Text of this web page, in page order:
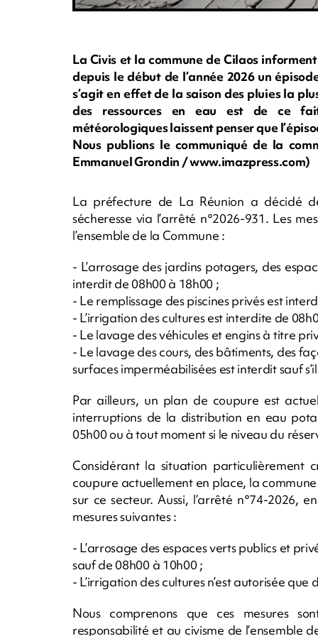
La Civis et la commune de Cilaos
depuis le début de l’année 2026 un
s’agit en effet de la saison des pluies la
des ressources en eau est de ce
météorologiques laissent penser que
Nous publions le communiqué de la
Emmanuel Grondin / www.imazpress.com)
La préfecture de La Réunion a décidé
sécheresse via l’arrêté n°2026-931. Les
l’ensemble de la Commune :
- L’arrosage des jardins potagers, des
interdit de 08h00 à 18h00 ;
- Le remplissage des piscines privés est
- L’irrigation des cultures est interdite de
- Le lavage des véhicules et engins à titre
- Le lavage des cours, des bâtiments, des
surfaces imperméabilisées est interdit sauf
Par ailleurs, un plan de coupure est
interruptions de la distribution en eau
05h00 ou à tout moment si le niveau du
Considérant la situation
coupure actuellement en place, la
sur ce secteur. Aussi, l’arrêté n°74-2026,
mesures suivantes :
- L’arrosage des espaces verts publics et
sauf de 08h00 à 10h00 ;
- L’irrigation des cultures n’est autorisée que
Nous comprenons que ces mesures
responsabilité et au civisme de